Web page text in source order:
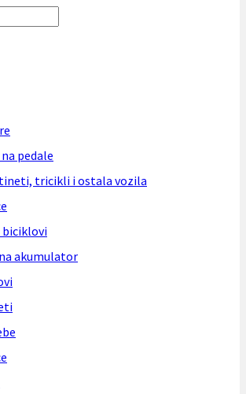
pedale
tricikli i ostala vozila
biciklovi
akumulator